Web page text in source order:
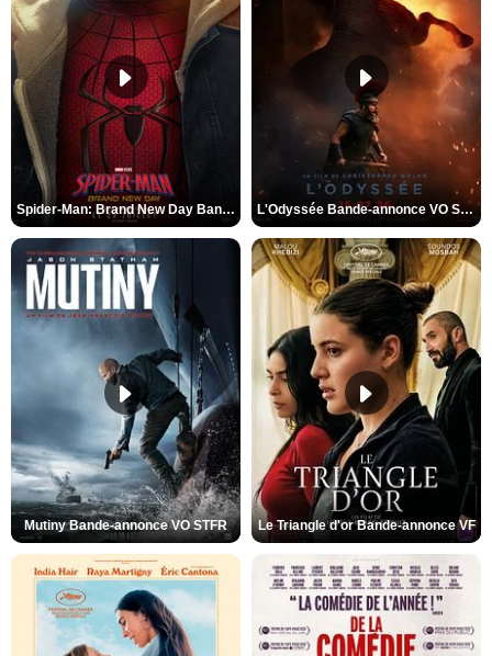
Spider-Man: Brand New Day Bande-annonce VO STFR L'Odyssée Bande-annonce VO STFR
Mutiny Bande-annonce VO STFR Le Triangle d'or Bande-annonce VF